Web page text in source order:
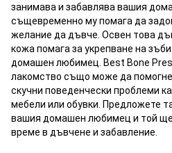
занимава и забавлява вашия
същевременно му помага да
желание да дъвче. Освен това
кожа помага за укрепване на
домашен любимец. Best Bone
лакомство също може да
скучни поведенчески проблеми
мебели или обувки. Предложете
вашия домашен любимец и той
време в дъвчене и забавление.